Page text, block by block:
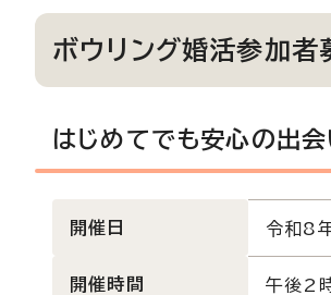
ボウリング婚活参加者
はじめてでも安心の出会
開催日 令和8
開催時間
午後2